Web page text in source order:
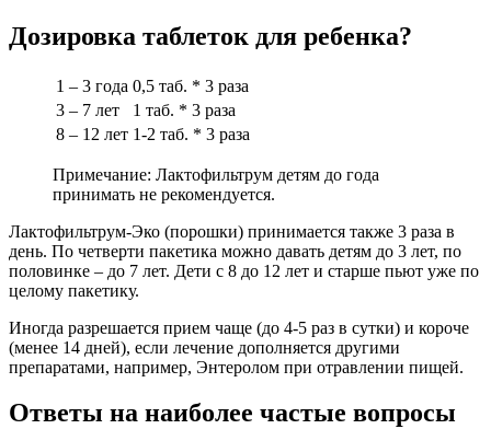
Дозировка таблеток для ребенка?
1 – 3 года 0,5 таб. * 3 раза
3 – 7 лет
1 таб. * 3 раза
8 – 12 лет 1-2 таб. * 3 раза
Примечание: Лактофильтрум детям до года
принимать не рекомендуется.
Лактофильтрум-Эко (порошки) принимается также 3 раза в
день. По четверти пакетика можно давать детям до 3 лет, по
половинке – до 7 лет. Дети с 8 до 12 лет и старше пьют уже по
целому пакетику.
Иногда разрешается прием чаще (до 4-5 раз в сутки) и короче
(менее 14 дней), если лечение дополняется другими
препаратами, например, Энтеролом при отравлении пищей.
Ответы на наиболее частые вопросы